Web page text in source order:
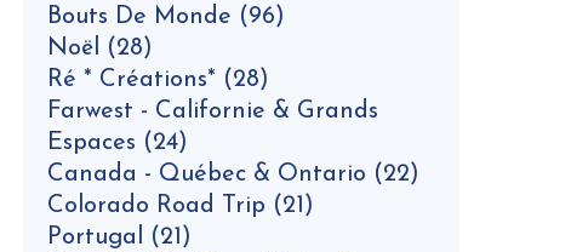
Bouts De Monde (96)
Noël (28)
Ré * Créations* (28)
Farwest - Californie & Grands
Espaces (24)
Canada - Québec & Ontario (22)
Colorado Road Trip (21)
Portugal (21)